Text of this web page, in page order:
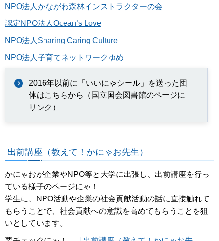
NPO法人かながわ森林インストラクターの会
認定NPO法人Ocean’s Love
NPO法人Sharing Caring Culture
NPO法人子育てネットワークゆめ
2016年以前に「いいにゃシール」を送った団
体はこちらから（国立国会図書館のページに
リンク）
出前講座（教えて！かにゃお先生）
かにゃおが企業やNPO等と大学に出張し、出前講座を行っ
ている様子のページにゃ！
学生に、NPO活動や企業の社会貢献活動の話に直接触れて
もらうことで、社会貢献への意識を高めてもらうことを狙
いとしています。